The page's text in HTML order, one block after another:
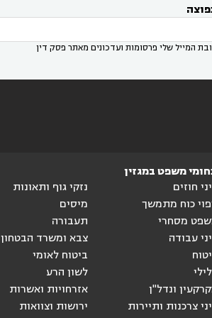
המייל שלי פרסומות ועדכונים מאתר פסק דין
משפט במגזין
חוזים
כוח מתמשך
מסחרי
עבודה
ונדל"ן
צרכנות ותיירות
נזקי גוף ותאונות
מיסים
תעבורה
צבא ומשרד הבטחון
ביטוח לאומי
לשון הרע
אזרחויות ואשרות
ירושות וצוואות